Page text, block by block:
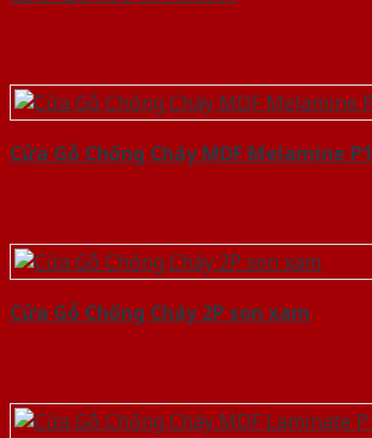
Cửa Gỗ Chống Cháy MDF Melamine P1
Cửa Gỗ Chống Cháy 2P son xam